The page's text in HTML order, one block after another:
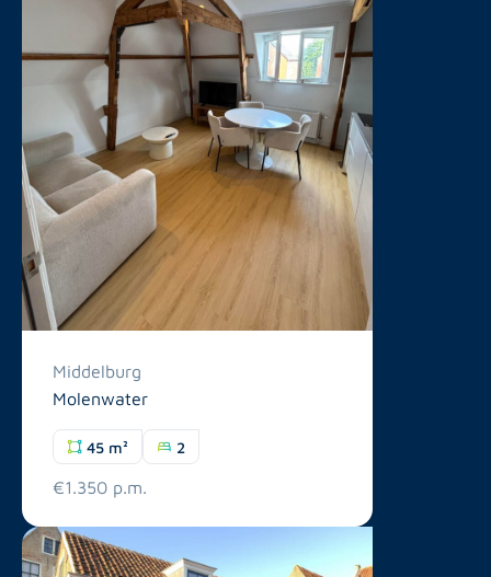
Middelburg
Molenwater
45 m² 2
€1.350 p.m.